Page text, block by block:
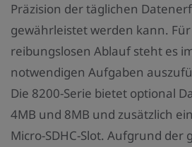
Präzision der täglichen
gewährleistet werden kann.
reibungslosen Ablauf steht es
notwendigen Aufgaben
Die 8200-Serie bietet optional
4MB und 8MB und zusätzlich
Micro-SDHC-Slot. Aufgrund der